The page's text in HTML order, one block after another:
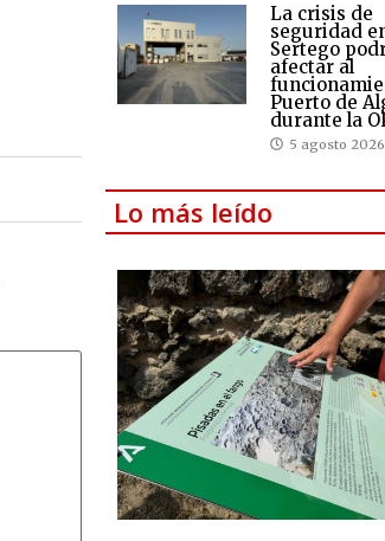
La crisis de
seguridad
Sertego
afectar al
Puerto de
durante la
5 agosto 2026
Lo más leído